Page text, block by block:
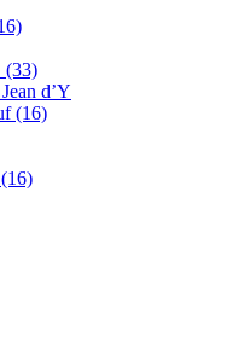
(33)
d’Y
(16)